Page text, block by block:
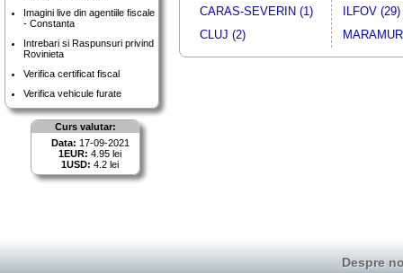
Imagini live din agentiile fiscale
- Constanta
Intrebari si Raspunsuri privind
Rovinieta
Verifica certificat fiscal
Verifica vehicule furate
Curs valutar:
Data: 17-09-2021
1EUR: 4.95 lei
1USD: 4.2 lei
CARAS-SEVERIN (1)
CLUJ (2)
ILFOV (29)
Despre